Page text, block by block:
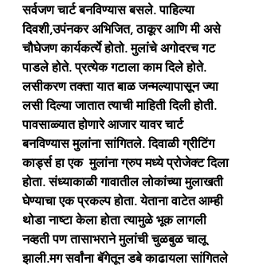
सर्वजण चार्ट बनविण्यास बसले. पाहिल्या
दिवशी,उपंनकर अभिजित, ठाकूर आणि मी असे
चौघेजण कार्यकर्त्ये होतो. मुलांचे अगोदरच गट
पाडले होते. प्रत्येक गटाला काम दिले होते.
लसीकरण तक्ता यात बाळ जन्मल्यापासून ज्या
लसी दिल्या जातात त्याची माहिती दिली होती.
पावसाळ्यात होणारे आजार यावर चार्ट
बनविण्यास मुलांना सांगितले. दिवाळी ग्रीटिंग
कार्ड्स हा एक  मुलांना ग्रुप मध्ये प्रोजेक्ट दिला
होता. संध्याकाळी गावातील लोकांच्या मुलाखती
घेण्याचा एक प्रकल्प होता. येताना वाटेत आम्ही
थोडा नाष्टा केला होता त्यामुळे भूक लागली
नव्हती पण तासाभराने मुलांची चुळबुळ चालू
झाली.मग सर्वांना बॅगेतून डबे काढायला सांगितले